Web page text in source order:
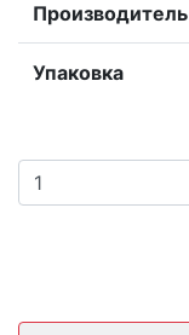
Производитель
Упаковка